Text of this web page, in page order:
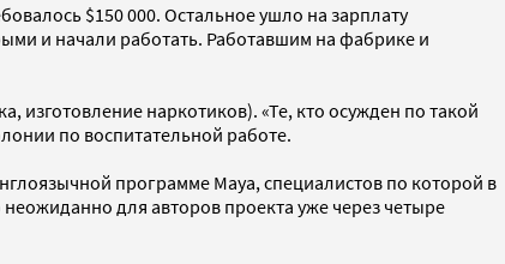
$150 000. Остальное ушло на зарплату
и начали работать. Работавшим на фабрике и
наркотиков). «Те, кто осужден по такой
по воспитательной работе.
программе Maya, специалистов по которой в
для авторов проекта уже через четыре